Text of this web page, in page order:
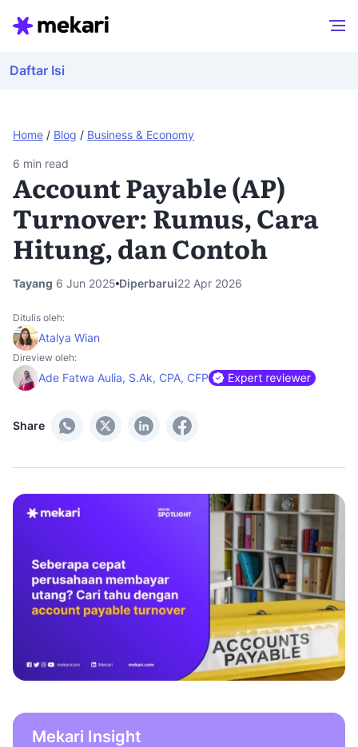
Home / Blog / Business & Economy
Daftar Isi
6 min read
Account Payable (AP)
Turnover: Rumus, Cara
Hitung, dan Contoh
Tayang 6 Jun 2025 Diperbarui22 Apr 2026
Share
Ditulis oleh:
Atalya Wian
Direview oleh:
Ade Fatwa Aulia, S.Ak, CPA, CFP
Mekari Insight